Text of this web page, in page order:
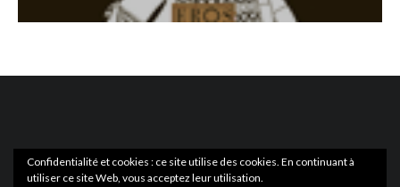
Confidentialité et cookies : ce site utilise des cookies. En continuant à
utiliser ce site Web, vous acceptez leur utilisation.